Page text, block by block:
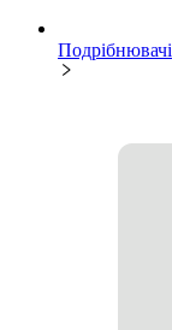
Подрібнювачі